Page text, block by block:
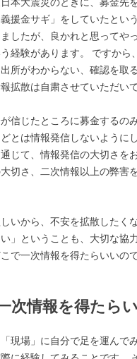
援金サギ」をしていたとい
したが、良かれと思ってや
経験があります。 ですから
所がわからない、確認を取
拡散は自粛させていただい
信じたところに募金するの
とは情報発信しないように
じて、情報発信の大切さを
切さ、二次情報以上の弊害
いから、不安を拡散したく
」ということも、大切な協
で一次情報を得たらいいの
次情報を得たら
現場」に自分で足を運んで